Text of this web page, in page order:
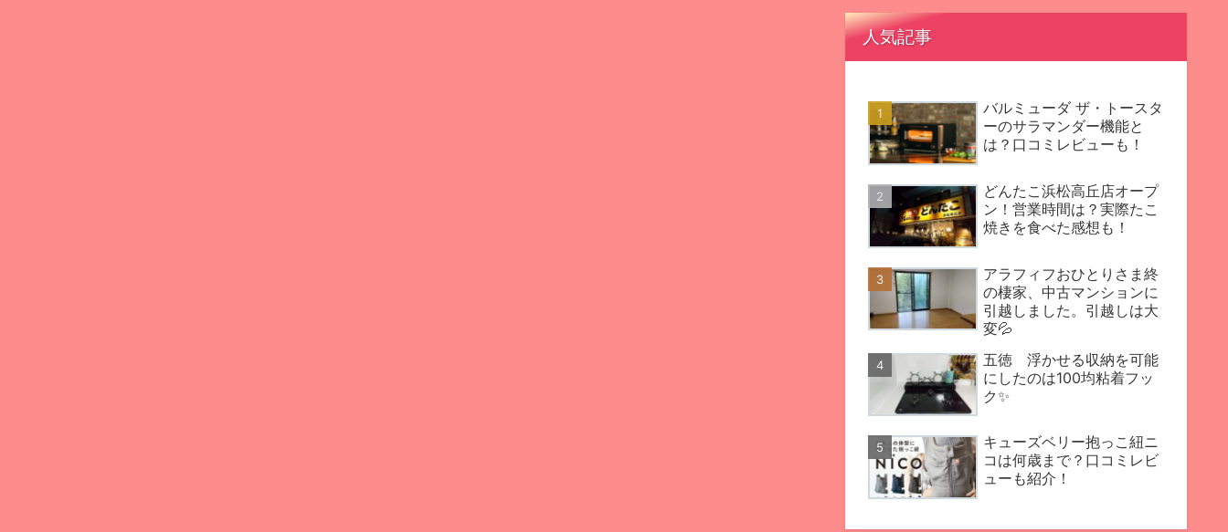
人気記事
バルミューダ ザ・トースタ
ーのサラマンダー機能と
は？口コミレビューも！
どんたこ浜松高丘店オープ
ン！営業時間は？実際たこ
焼きを食べた感想も！
アラフィフおひとりさま終
の棲家、中古マンションに
引越しました。引越しは大
変💦
五徳 浮かせる収納を可能
にしたのは100均粘着フッ
ク✨
キューズベリー抱っこ紐ニ
コは何歳まで？口コミレビ
ューも紹介！